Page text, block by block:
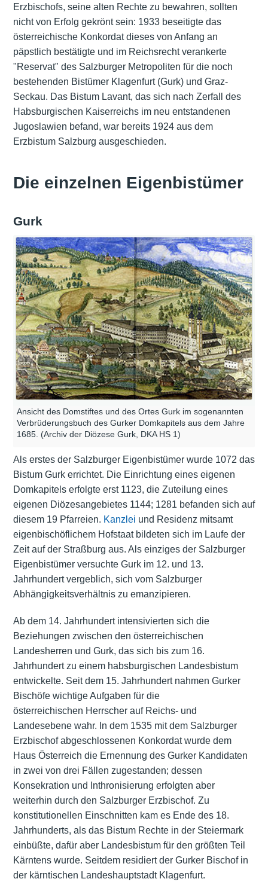
Erzbischofs, seine alten Rechte zu bewahren, sollten
nicht von Erfolg gekrönt sein: 1933 beseitigte das
österreichische Konkordat dieses von Anfang an
päpstlich bestätigte und im Reichsrecht verankerte
"Reservat" des Salzburger Metropoliten für die noch
bestehenden Bistümer Klagenfurt (Gurk) und Graz-
Seckau. Das Bistum Lavant, das sich nach Zerfall des
Habsburgischen Kaiserreichs im neu entstandenen
Jugoslawien befand, war bereits 1924 aus dem
Erzbistum Salzburg ausgeschieden.
Die einzelnen Eigenbistümer
Gurk
Ansicht des Domstiftes und des Ortes Gurk im sogenannten
Verbrüderungsbuch des Gurker Domkapitels aus dem Jahre
1685. (Archiv der Diözese Gurk, DKA HS 1)
Als erstes der Salzburger Eigenbistümer wurde 1072 das
Bistum Gurk errichtet. Die Einrichtung eines eigenen
Domkapitelserfolgte erst 1123, die Zuteilung eines
eigenen Diözesangebietes 1144; 1281 befanden sich auf
diesem 19 Pfarreien. Kanzlei und Residenz mitsamt
eigenbischöflichem Hofstaat bildeten sich im Laufe der
Zeit auf der Straßburg aus. Als einziges der Salzburger
Eigenbistümer versuchte Gurk im 12. und 13.
Jahrhundert vergeblich, sich vom Salzburger
Abhängigkeitsverhältnis zu emanzipieren.
Ab dem 14. Jahrhundert intensivierten sich die
Beziehungen zwischen den österreichischen
Landesherren und Gurk, das sich bis zum 16.
Jahrhundert zu einem habsburgischen Landesbistum
entwickelte. Seit dem 15. Jahrhundert nahmen Gurker
Bischöfe wichtige Aufgaben für die
österreichischen Herrscher auf Reichs- und
Landesebene wahr. In dem 1535 mit dem Salzburger
Erzbischof abgeschlossenen Konkordat wurde dem
Haus Österreich die Ernennung des Gurker Kandidaten
in zwei von drei Fällen zugestanden; dessen
Konsekration und Inthronisierung erfolgten aber
weiterhin durch den Salzburger Erzbischof. Zu
konstitutionellen Einschnitten kam es Ende des 18.
Jahrhunderts, als das Bistum Rechte in der Steiermark
einbüßte, dafür aber Landesbistum für den größten Teil
Kärntens wurde. Seitdem residiert der Gurker Bischof in
der kärntischen Landeshauptstadt Klagenfurt.